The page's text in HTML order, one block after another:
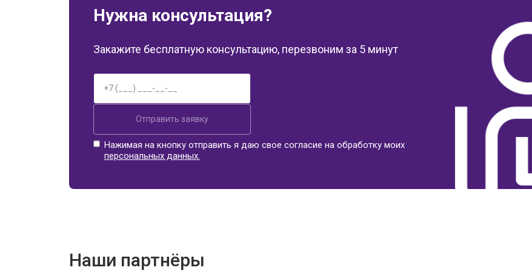
Нужна консультация?
Закажите бесплатную консультацию, перезвоним за 5 минут
Отправить заявку
Нажимая на кнопку отправить я даю свое согласие на обработку моих
персональных данных.
Наши партнёры